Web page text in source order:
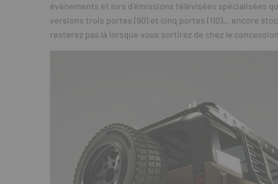
évènements et lors d’émissions télévisées spécialisées
versions trois portes (90) et cinq portes (110)… encore
resterez pas là lorsque vous sortirez de chez le